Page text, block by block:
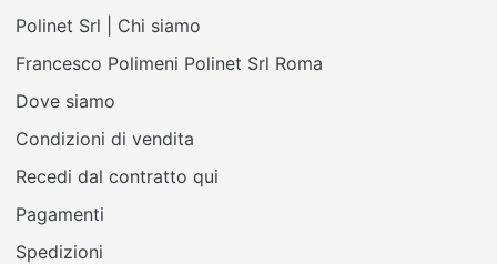
Polinet Srl | Chi siamo
Francesco Polimeni Polinet Srl Roma
Dove siamo
Condizioni di vendita
Recedi dal contratto qui
Pagamenti
Spedizioni